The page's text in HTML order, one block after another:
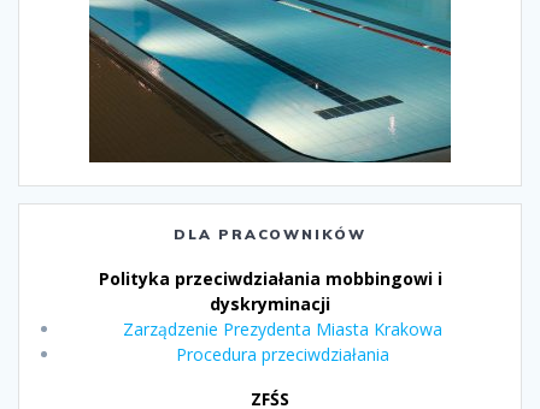
DLA PRACOWNIKÓW
Polityka przeciwdziałania mobbingowi i
dyskryminacji
Zarządzenie Prezydenta Miasta Krakowa
Procedura przeciwdziałania
ZFŚS